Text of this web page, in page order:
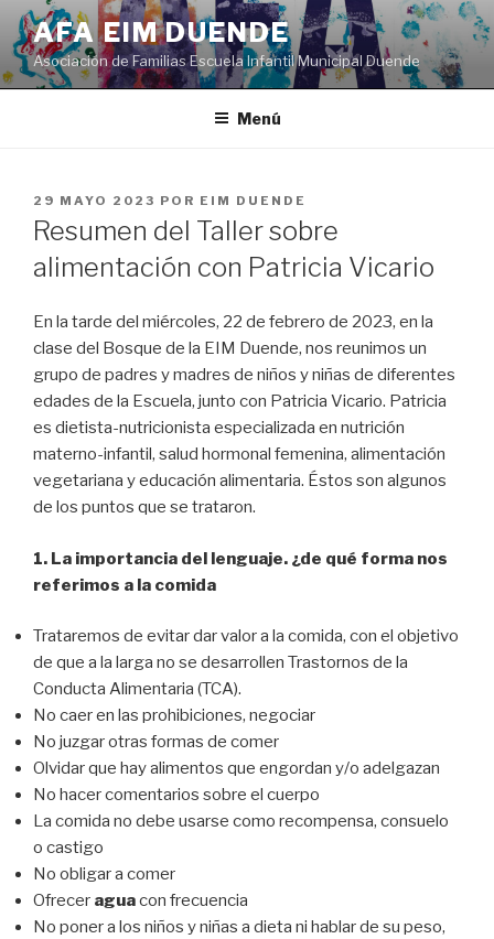
Saltar
contenido
AFA EIM DUENDE
Asociación de Familias Escuela Infantil Municipal Duende
Menú
PUBLICADO
EL
29 MAYO 2023 POR EIM DUENDE
Resumen del Taller sobre
alimentación con Patricia Vicario
En la tarde del miércoles, 22 de febrero de 2023, en la
clase del Bosque de la EIM Duende, nos reunimos un
grupo de padres y madres de niños y niñas de diferentes
edades de la Escuela, junto con Patricia Vicario. Patricia
es dietista-nutricionista especializada en nutrición
materno-infantil, salud hormonal femenina, alimentación
vegetariana y educación alimentaria. Éstos son algunos
de los puntos que se trataron.
1. La importancia del lenguaje. ¿de qué forma nos
referimos a la comida
Trataremos de evitar dar valor a la comida, con el objetivo
de que a la larga no se desarrollen Trastornos de la
Conducta Alimentaria (TCA).
No caer en las prohibiciones, negociar
No juzgar otras formas de comer
Olvidar que hay alimentos que engordan y/o adelgazan
No hacer comentarios sobre el cuerpo
La comida no debe usarse como recompensa, consuelo
o castigo
No obligar a comer
Ofrecer aguacon frecuencia
No poner a los niños y niñas a dieta ni hablar de su peso,